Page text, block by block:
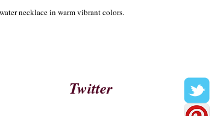
necklace in warm vibrant colors.
Twitter